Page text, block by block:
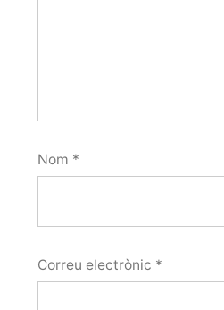
Nom *
Correu electrònic *